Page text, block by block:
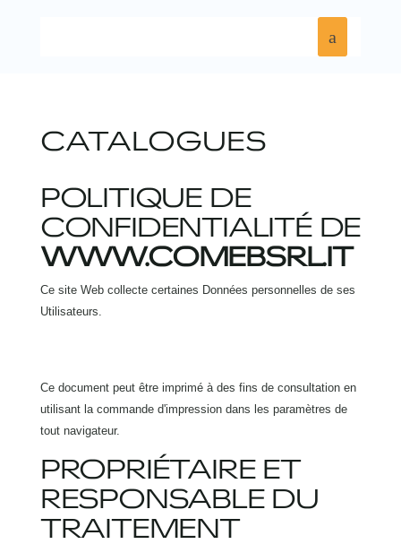
CATALOGUES
POLITIQUE DE
CONFIDENTIALITÉ DE
WWW.COMEBSRL.IT
Ce site Web collecte certaines Données personnelles de ses
Utilisateurs.
Ce document peut être imprimé à des fins de consultation en
utilisant la commande d'impression dans les paramètres de
tout navigateur.
PROPRIÉTAIRE ET
RESPONSABLE DU
TRAITEMENT